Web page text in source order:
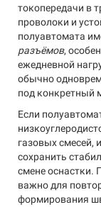
токопередачи в
проволоки и
полуавтомата
разъёмов,
ежедневной
обычно
под конкретный
Если
газовых смесей,
сохранить
смене оснастки.
важно для
формирования